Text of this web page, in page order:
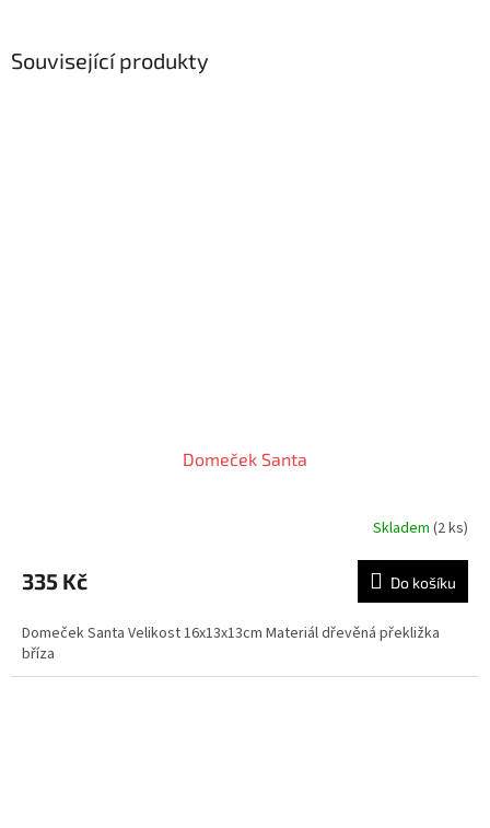
Související produkty
Domeček Santa
Skladem (2 ks)
335 Kč Do košíku
Domeček Santa Velikost 16x13x13cm Materiál dřevěná překližka
bříza